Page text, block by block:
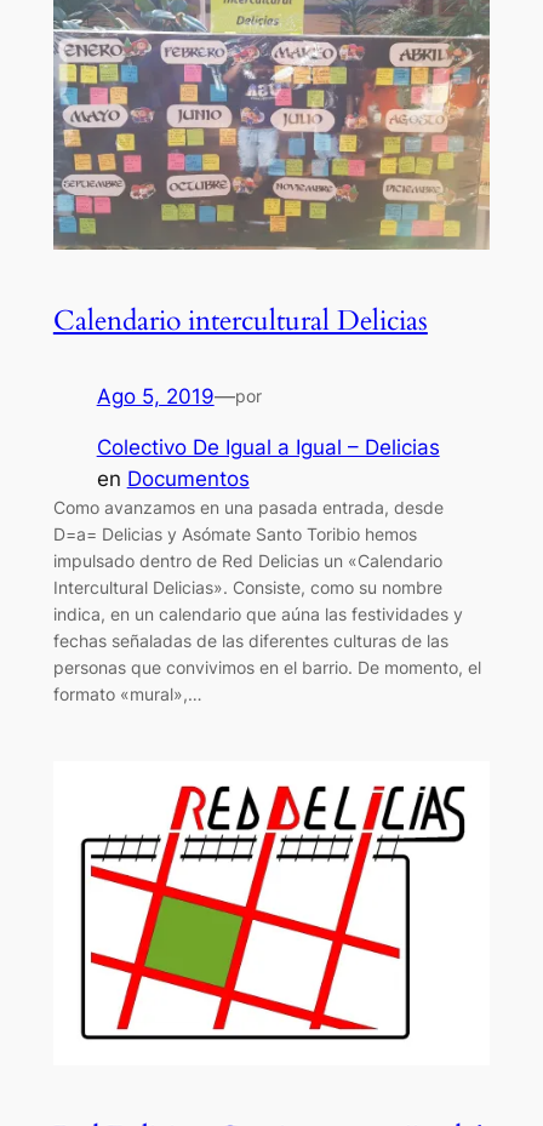
Calendario intercultural Delicias
Ago 5, 2019—por
Colectivo De Igual a Igual – Delicias
en Documentos
Como avanzamos en una pasada entrada, desde
D=a= Delicias y Asómate Santo Toribio hemos
impulsado dentro de Red Delicias un «Calendario
Intercultural Delicias». Consiste, como su nombre
indica, en un calendario que aúna las festividades y
fechas señaladas de las diferentes culturas de las
personas que convivimos en el barrio. De momento, el
formato «mural»,…